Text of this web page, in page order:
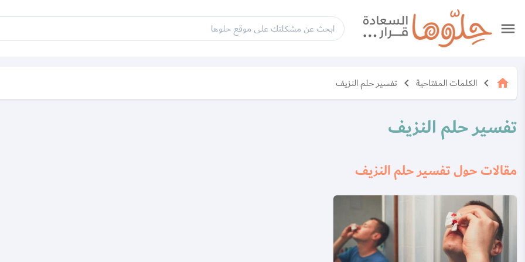
menu
home
keyboard_arrow_left الكلمات المفتاحية keyboard_arrow_left تفسير حلم النزيف
تفسير حلم النزيف
مقالات حول تفسير حلم النزيف